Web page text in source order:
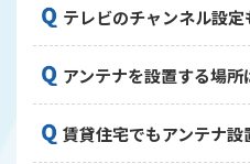
で修理対応いたします
（PayPay、LINE Pay等
支払いは工事完了後に
す。お客様のご都合に合
テレビのチャンネル設定
行っております。工事
いただいてから作業完
ビの種類や設定方法に合
アンテナを設置する場所
電波の受信状況が良好で
くい場所に設置するのが
賃貸住宅でもアンテナ設